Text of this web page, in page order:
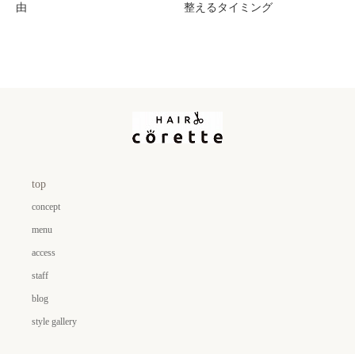
由
整えるタイミング
top
concept
menu
access
staff
blog
style gallery